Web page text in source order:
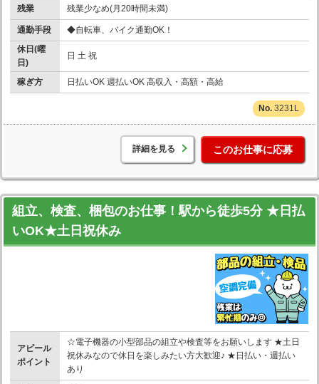
残業 残業少なめ(月20時間未満)
通勤手段
◆自転車、バイク通勤OK！
休日(曜
日)
日 土 祝
稼ぎ方 日払いOK 週払いOK 高収入・高額・高給
3231L
詳細を見る このお仕事に応募
組立、検査、梱包のお仕事！駅から徒歩5分 ★日払
いOK★土日祝休み
アピール
ポイント
☆電子機器の小型部品の組立や検査等をお願いします ★土日
祝休みなので休日を楽しみたい方大歓迎♪ ★日払い・週払い
あり